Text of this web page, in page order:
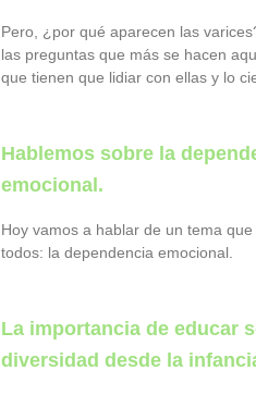
Pero, ¿por qué aparecen las
las preguntas que más se hacen
que tienen que lidiar con ellas y lo
Hablemos sobre la
emocional.
Hoy vamos a hablar de un tema
todos: la dependencia emocional.
La importancia de educar
diversidad desde la